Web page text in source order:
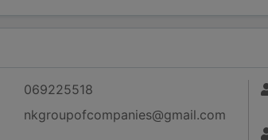
069225518
nkgroupofcompanies@gmail.com